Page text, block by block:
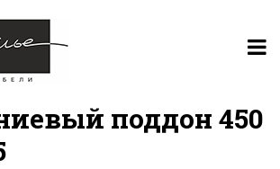
поддон 450